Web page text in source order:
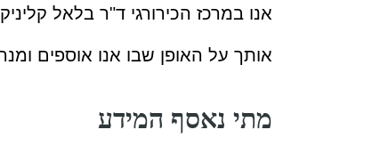
אנו במרכז הכירורגי ד"ר בלאל
אותך על האופן שבו אנו אוספים
מתי נאסף המידע